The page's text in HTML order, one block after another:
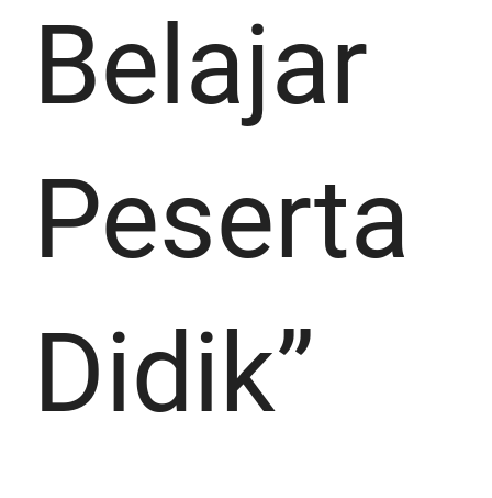
Belajar
Peserta
Didik”